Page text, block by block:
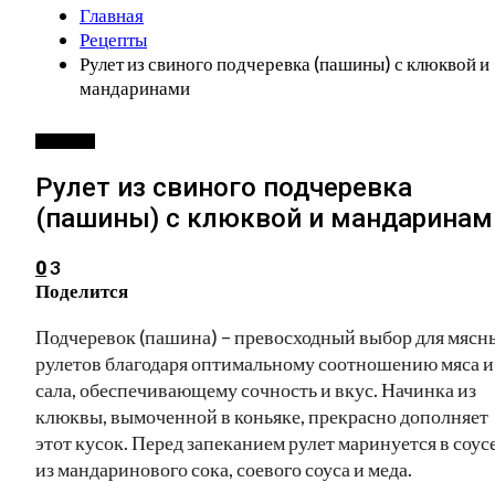
Главная
Рецепты
Рулет из свиного подчеревка (пашины) с клюквой и
мандаринами
Рулет из свиного подчеревка
(пашины) с клюквой и
03
Поделится
Подчеревок (пашина) – превосходный выбор для
рулетов благодаря оптимальному соотношению мяса и
сала, обеспечивающему сочность и вкус. Начинка из
клюквы, вымоченной в коньяке, прекрасно дополняет
этот кусок. Перед запеканием рулет маринуется в
из мандаринового сока, соевого соуса и меда.